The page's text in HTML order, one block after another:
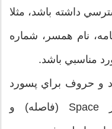
داشته باشد، مثلا
نام همسر، شماره
مناسبي باشد.
و حروف براي پسورد
خود انتخاب کنيد، استفاده از Space (فاصله) و